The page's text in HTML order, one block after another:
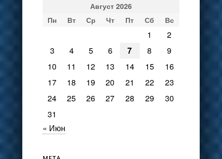
Август 2026
Пн
Вт Ср Чт Пт Сб Вс
1
2
3
4 5 6 7 8
9
10
11 12 13 14 15
16
17
18 19 20 21 22
23
24
25 26 27 28 29
30
31
« Июн